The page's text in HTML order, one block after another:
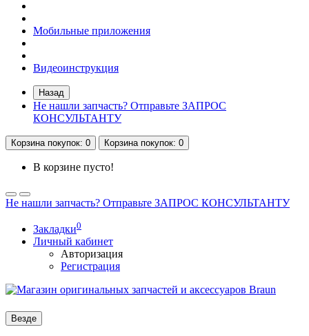
Мобильные приложения
Видеоинструкция
Назад
Не нашли запчасть? Отправьте ЗАПРОС
КОНСУЛЬТАНТУ
Корзинапокупок: 0 Корзинапокупок: 0
В корзине пусто!
Не нашли запчасть? Отправьте ЗАПРОС КОНСУЛЬТАНТУ
Закладки0
Личный кабинет
Авторизация
Регистрация
Везде